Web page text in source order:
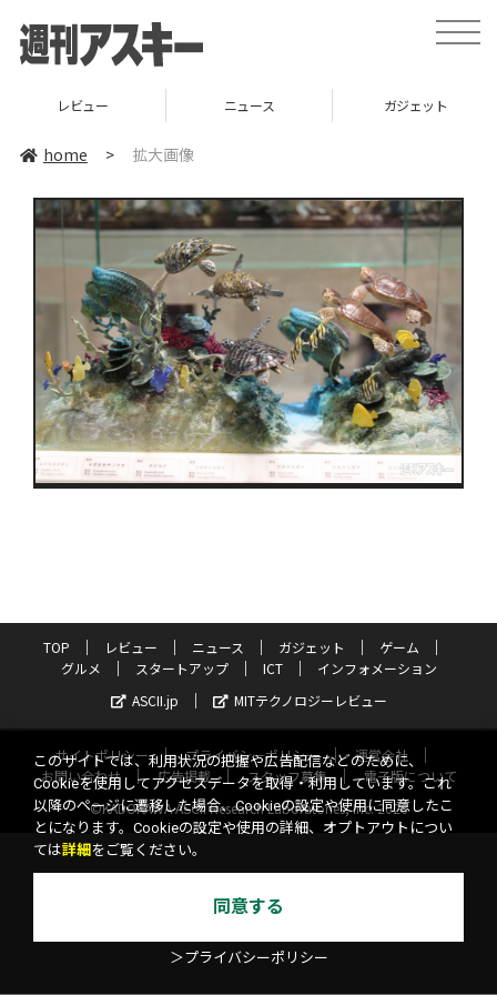
toggle
レビュー ニュース ガジェット
home > 拡大画像
TOP レビュー ニュース ガジェット
ゲーム
グルメ
スタートアップ ICT
インフォメーション
ASCII.jp
MITテクノロジーレビュー
サイトポリシー プライバシーポリシー
運営会社
お問い合わせ
広告掲載 スタッフ募集
電子版について
©KADOKAWA ASCII Research Laboratories, Inc. 2026
このサイトでは、利用状況の把握や広告配信などのために、
Cookieを使用してアクセスデータを取得・利用しています。これ
以降のページに遷移した場合、Cookieの設定や使用に同意したこ
とになります。Cookieの設定や使用の詳細、オプトアウトについ
ては詳細 をご覧ください。
同意する
＞プライバシーポリシー